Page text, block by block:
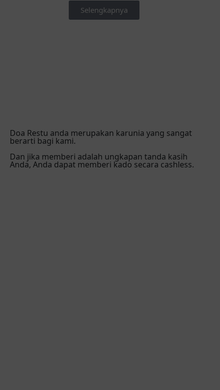
Selengkapnya
Doa Restu anda merupakan karunia yang sangat
berarti bagi kami.
Dan jika memberi adalah ungkapan tanda kasih
Anda, Anda dapat memberi kado secara cashless.